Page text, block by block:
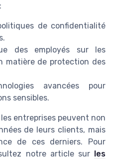
de confidentialité
des employés sur les
matière de protection des
avancées pour
sensibles.
entreprises peuvent non
de leurs clients, mais
de ces derniers. Pour
notre article sur les